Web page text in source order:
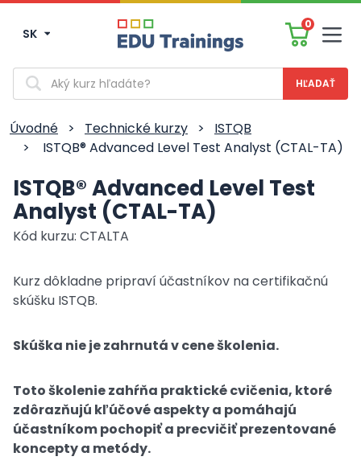
SK
0
Vyhľadávanie
Úvodné > Technické kurzy >
ISTQB
>
ISTQB® Advanced Level Test Analyst (CTAL-TA)
ISTQB® Advanced Level Test
Analyst (CTAL-TA)
Kód kurzu: CTALTA
Kurz dôkladne pripraví účastníkov na certifikačnú
skúšku ISTQB.
Skúška nie je zahrnutá v cene školenia.
Toto školenie zahŕňa praktické cvičenia, ktoré
zdôrazňujú kľúčové aspekty a pomáhajú
účastníkom pochopiť a precvičiť prezentované
koncepty a metódy.